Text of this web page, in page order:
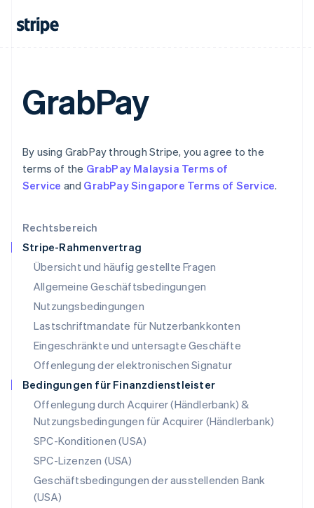
Rechtsbereich
Stripe-Rahmenvertrag
Übersicht und häufig gestellte Fragen
Allgemeine Geschäftsbedingungen
Nutzungsbedingungen
Lastschriftmandate für Nutzerbankkonten
Eingeschränkte und untersagte Geschäfte
Offenlegung der elektronischen Signatur
Bedingungen für Finanzdienstleister
Offenlegung durch Acquirer (Händlerbank) &
Nutzungsbedingungen für Acquirer (Händlerbank)
SPC-Konditionen (USA)
SPC-Lizenzen (USA)
Geschäftsbedingungen der ausstellenden Bank
(USA)
GrabPay
By using GrabPay through Stripe, you agree to the
terms of the GrabPay Malaysia Terms of
Service and GrabPay Singapore Terms of Service.
Kanada
English
Liechtenstein
English
Luxemburg
Malaysia
Malta
English
Mexiko
EspañolEnglish
Neuseeland
Niederlande
NederlandsEnglish
Norwegen
English
Österreich
DeutschEnglish
Polen
English
Portugal
PortuguêsEnglish
English
Schweden
Svenska